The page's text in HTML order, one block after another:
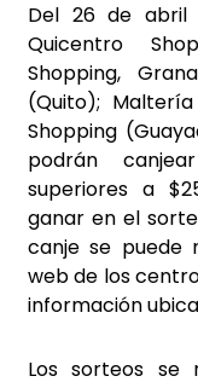
Del 26 de abril
Quicentro
Shopping,
(Quito);
Shopping
podrán
superiores a
ganar en el
canje se puede
web de los
información
Los sorteos se